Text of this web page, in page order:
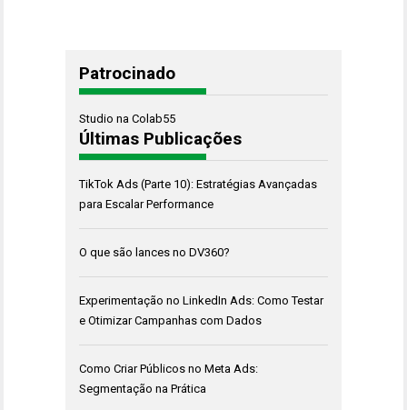
Patrocinado
Studio na Colab55
Últimas Publicações
TikTok Ads (Parte 10): Estratégias Avançadas
para Escalar Performance
O que são lances no DV360?
Experimentação no LinkedIn Ads: Como Testar
e Otimizar Campanhas com Dados
Como Criar Públicos no Meta Ads:
Segmentação na Prática